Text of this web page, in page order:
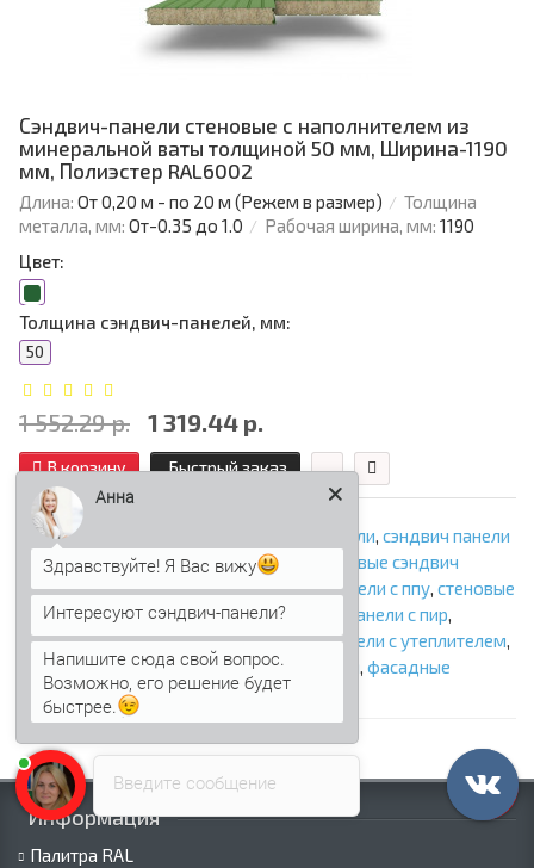
Сэндвич-панели стеновые с наполнителем из
минеральной ваты толщиной 50 мм, Ширина-1190
мм, Полиэстер RAL6002
Длина: От 0,20 м - по 20 м (Режем в размер)
Толщина
металла, мм: От-0.35 до 1.0 Рабочая ширина, мм: 1190
Цвет:
Толщина сэндвич-панелей, мм:
50
1 552.29 р. 1 319.44 р.
В корзину Быстрый заказ
сэндвич панели стеновые сэндвич панели, сэндвич панели
стеновые,сэндвич панели для стен
стеновые сэндвич
панели с минватой,стеновые сэндвич панели с ппу, стеновые
сэндвич панели с ппс,стеновые сэндвич панели с пир,
стеновые панели,утепленные панели,панели с утеплителем,
сэндвич панели стеновые с наполнителем , фасадные
сэндвич панели
Информация
Палитра RAL
Введите сообщение
Анна
Здравствуйте! Я Вас вижу
Интересуют сэндвич-панели?
Напишите сюда свой вопрос.
Возможно, его решение будет
быстрее.